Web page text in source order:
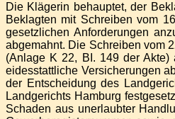
Die Klägerin behauptet, der
Beklagten mit Schreiben vom
gesetzlichen Anforderungen
abgemahnt. Die Schreiben vom
(Anlage K 22, BI. 149 der Akte)
eidesstattliche Versicherungen
der Entscheidung des
Landgerichts Hamburg
Schaden aus unerlaubter